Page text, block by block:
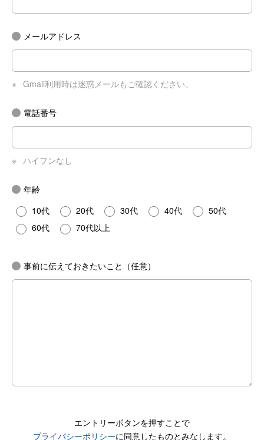
メールアドレス
※ Gmail利用時は迷惑メールもご確認ください。
電話番号
※ ハイフンなし
年齢
10代
20代 30代 40代
50代
60代
70代以上
事前に伝えておきたいこと（任意）
エントリーボタンを押すことで
プライバシーポリシーに同意したものとみなします。